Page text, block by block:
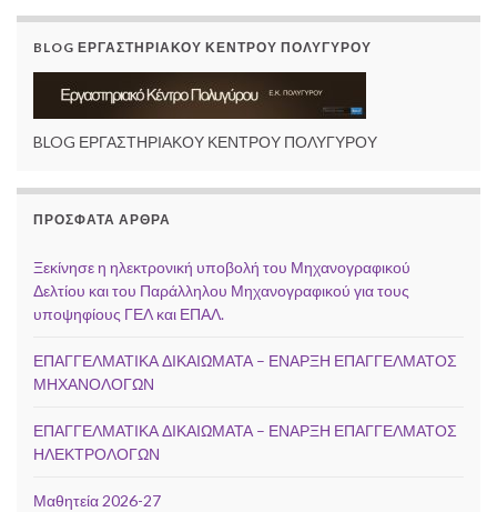
BLOG ΕΡΓΑΣΤΗΡΙΑΚΟΥ ΚΕΝΤΡΟΥ ΠΟΛΥΓΥΡΟΥ
BLOG ΕΡΓΑΣΤΗΡΙΑΚΟΥ ΚΕΝΤΡΟΥ ΠΟΛΥΓΥΡΟΥ
ΠΡΌΣΦΑΤΑ ΆΡΘΡΑ
Ξεκίνησε η ηλεκτρονική υποβολή του Μηχανογραφικού
Δελτίου και του Παράλληλου Μηχανογραφικού για τους
υποψηφίους ΓΕΛ και ΕΠΑΛ.
ΕΠΑΓΓΕΛΜΑΤΙΚΑ ΔΙΚΑΙΩΜΑΤΑ – ΕΝΑΡΞΗ ΕΠΑΓΓΕΛΜΑΤΟΣ
ΜΗΧΑΝΟΛΟΓΩΝ
ΕΠΑΓΓΕΛΜΑΤΙΚΑ ΔΙΚΑΙΩΜΑΤΑ – ΕΝΑΡΞΗ ΕΠΑΓΓΕΛΜΑΤΟΣ
ΗΛΕΚΤΡΟΛΟΓΩΝ
Μαθητεία 2026-27